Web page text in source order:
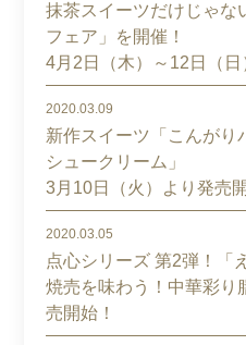
抹茶スイーツだけじゃな
フェア」を開催！
4月2日（木）～12日（日
2020.03.09
新作スイーツ「こんがり
シュークリーム」
3月10日（火）より発売
2020.03.05
点心シリーズ 第2弾！「
焼売を味わう！中華彩り
売開始！